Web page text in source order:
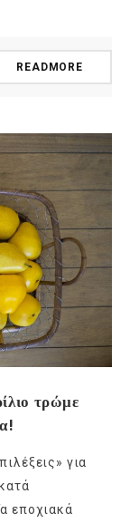
READMORE
τρώμε
για
εποχιακά